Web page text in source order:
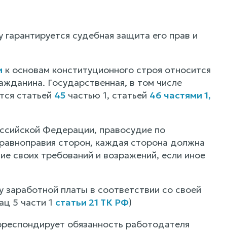
гарантируется судебная защита его прав и
к основам конституционного строя относится
Государственная, в том числе
статьей 45частью 1, статьей 46 частями 1,
Федерации, правосудие по
сторон, каждая сторона должна
своих требований и возражений, если иное
платы в соответствии со своей
5 части 1 статьи 21 ТК РФ)
обязанность работодателя